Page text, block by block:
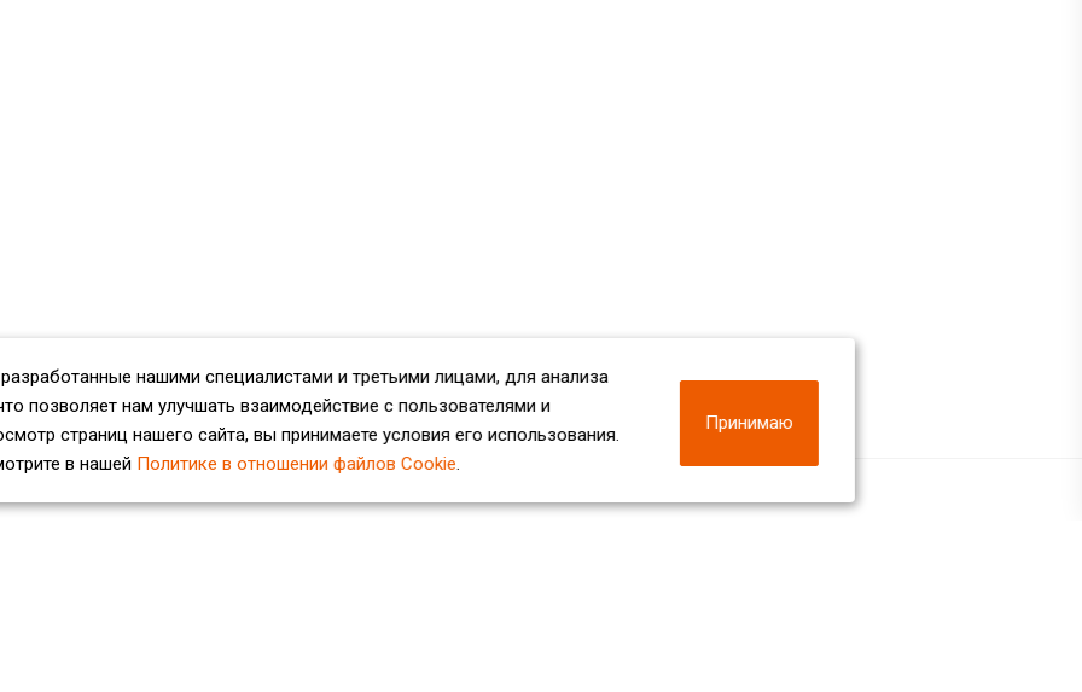
нашими специалистами и третьими лицами, для анализа
позволяет нам улучшать взаимодействие с пользователями и
страниц нашего сайта, вы принимаете условия его использования.
в нашей Политике в отношении файлов Cookie.
Принимаю